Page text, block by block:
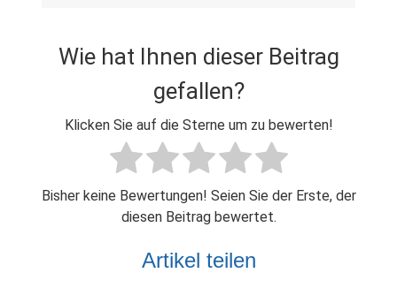
Wie hat Ihnen dieser Beitrag
gefallen?
Klicken Sie auf die Sterne um zu bewerten!
Bisher keine Bewertungen! Seien Sie der Erste, der
diesen Beitrag bewertet.
Artikel teilen